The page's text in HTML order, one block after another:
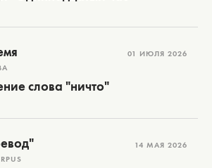
01 ИЮЛЯ 2026
слова "ничто"
14 МАЯ 2026